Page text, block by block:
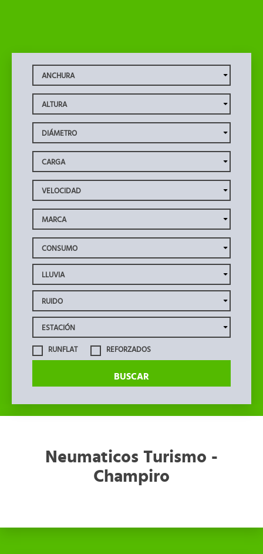
RUNFLAT REFORZADOS
BUSCAR
Neumaticos Turismo -
Champiro